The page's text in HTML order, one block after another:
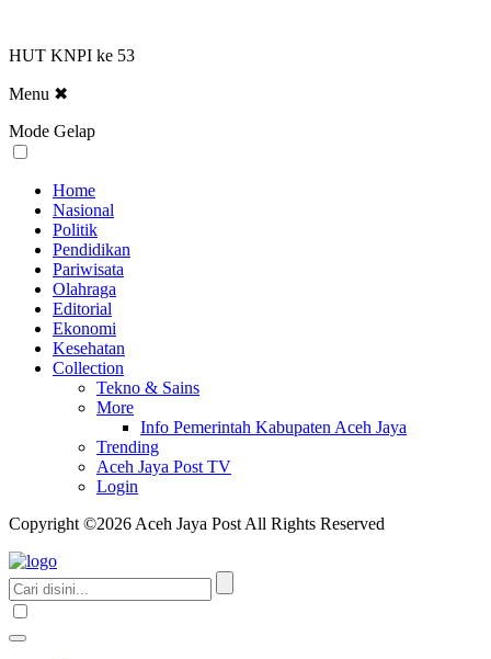
HUT KNPI ke 53
Menu ✖
Mode Gelap
Home
Nasional
Politik
Pendidikan
Pariwisata
Olahraga
Editorial
Ekonomi
Kesehatan
Collection
Tekno & Sains
More
Info Pemerintah Kabupaten Aceh Jaya
Trending
Aceh Jaya Post TV
Login
Copyright ©2026 Aceh Jaya Post All Rights Reserved